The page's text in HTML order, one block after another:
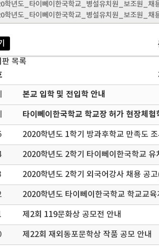
학년도_타이뻬이한국학교_병설유치원_보조원_채
학년도_타이뻬이한국학교_병설유치원_보조원_채
판 목록
본교 입학 및 전입학 안내
타이뻬이한국학교 학교장 허가 현장체
2020학년도 1학기 방과후학교 만족도
2020학년도 2학기 타이뻬이한국학교
2020학년도 2학기 외국어강사 채용
2020학년도 타이뻬이한국학교 학교교육
제2회 119문화상 공모전 안내
제22회 재외동포문학상 작품 공모 안내